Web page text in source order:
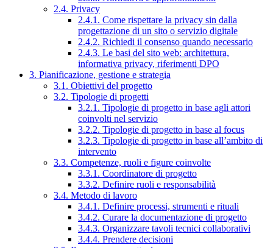
2.4. Privacy
2.4.1. Come rispettare la privacy sin dalla
progettazione di un sito o servizio digitale
2.4.2. Richiedi il consenso quando necessario
2.4.3. Le basi del sito web: architettura,
informativa privacy, riferimenti DPO
3. Pianificazione, gestione e strategia
3.1. Obiettivi del progetto
3.2. Tipologie di progetti
3.2.1. Tipologie di progetto in base agli attori
coinvolti nel servizio
3.2.2. Tipologie di progetto in base al focus
3.2.3. Tipologie di progetto in base all’ambito di
intervento
3.3. Competenze, ruoli e figure coinvolte
3.3.1. Coordinatore di progetto
3.3.2. Definire ruoli e responsabilità
3.4. Metodo di lavoro
3.4.1. Definire processi, strumenti e rituali
3.4.2. Curare la documentazione di progetto
3.4.3. Organizzare tavoli tecnici collaborativi
3.4.4. Prendere decisioni